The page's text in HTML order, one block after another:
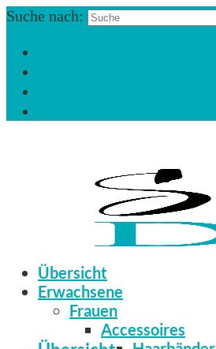
Suche nach:
Übersicht
Erwachsene
Frauen
Accessoires